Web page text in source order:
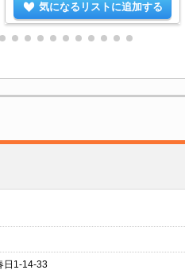
気になるリストに追加する
日1-14-33